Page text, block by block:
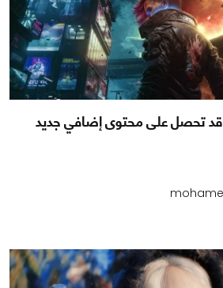
Cyberpunk 2077 قد تحصل على محتوى إضافي جديد